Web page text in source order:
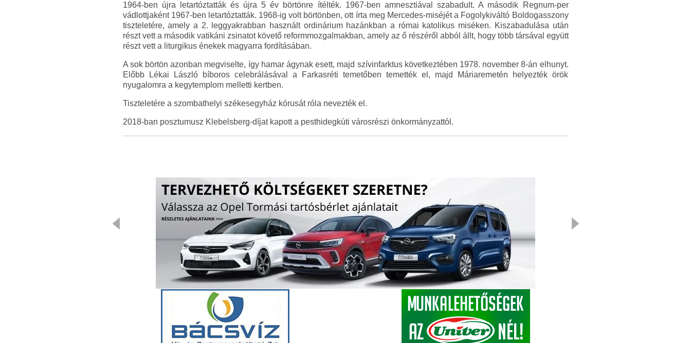
1964-ben újra letartóztatták és újra 5 év börtönre ítélték. 1967-ben amnesztiával szabadult. A második Regnum-per
vádlottjaként 1967-ben letartóztatták. 1968-ig volt börtönben, ott írta meg Mercedes-miséjét a Fogolykiváltó Boldogasszony
tiszteletére, amely a 2. leggyakrabban használt ordinárium hazánkban a római katolikus miséken. Kiszabadulása után
részt vett a második vatikáni zsinatot követő reformmozgalmakban, amely az ő részéről abból állt, hogy több társával együtt
részt vett a liturgikus énekek magyarra fordításában.
A sok börtön azonban megviselte, így hamar ágynak esett, majd szívinfarktus következtében 1978. november 8-án elhunyt.
Előbb Lékai László bíboros celebrálásával a Farkasréti temetőben temették el, majd Máriaremetén helyezték örök
nyugalomra a kegytemplom melletti kertben.
Tiszteletére a szombathelyi székesegyház kórusát róla nevezték el.
2018-ban posztumusz Klebelsberg-díjat kapott a pesthidegkúti városrészi önkormányzattól.